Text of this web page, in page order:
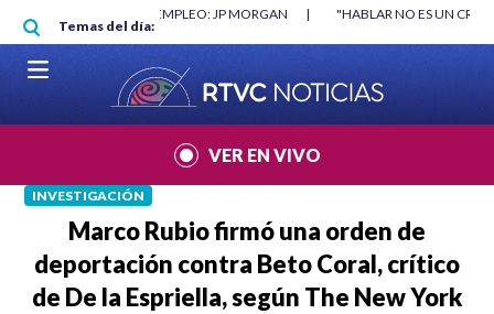
Pasar al contenido principal
Temas del día:
"HABLAR NO ES UN CRIMEN": CARTA DE BETO CORAL |
VER EN VIVO
INVESTIGACIÓN
Marco Rubio firmó una orden de
deportación contra Beto Coral, crítico
de De la Espriella, según The New York